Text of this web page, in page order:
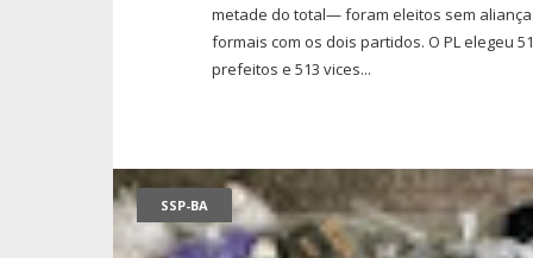
metade do total— foram eleitos sem
formais com os dois partidos. O PL elegeu
prefeitos e 513 vices...
SSP-BA